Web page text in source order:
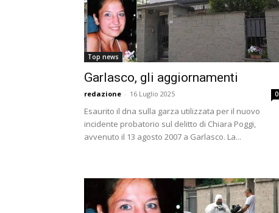
Top news
Garlasco, gli aggiornamenti
redazione - 16 Luglio 2025 0
Esaurito il dna sulla garza utilizzata per il nuovo
incidente probatorio sul delitto di Chiara Poggi,
avvenuto il 13 agosto 2007 a Garlasco. La...